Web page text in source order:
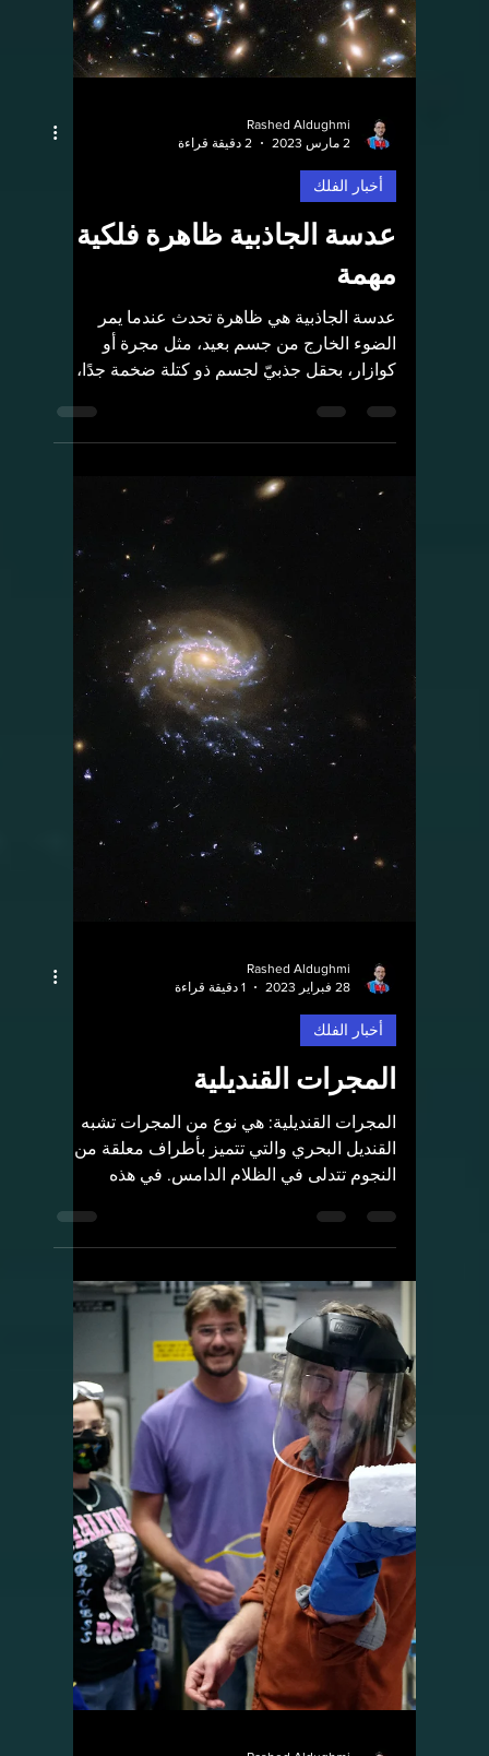
أخبار الفلك
الزّراعة في الفضاء:
الأزل ارتبط استقرار الإنسان باكتشافه للزراعة،
Rashed Aldughmi
عدسة الجاذبية ظاهرة فلكية
مهمة
عدسة الجاذبية هي ظاهرة تحدث عندما يمر
الضوء الخارج من جسم بعيد، مثل مجرة أو
كوازار، بحقل جذبيّ لجسم ذو كتلة ضخمة جدًا،
مثل مجرة أو عنقود...